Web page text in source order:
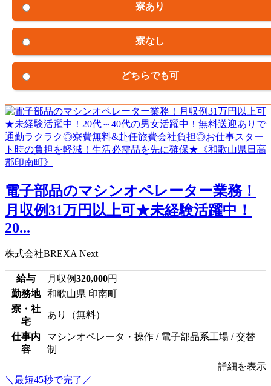
寮あり
寮なし
どちらでも可
電子部品のマシンオペレーター業務！
月収例31万円以上可★未経験活躍中！
20...
株式会社BREXA Next
給与 月収例320,000円
勤務地
和歌山県 印南町
寮・社
宅
あり（無料）
仕事内
容
マシンオペレータ・操作 / 電子部品系工場 / 交替
制
詳細を表示
＼最短45秒で完了／